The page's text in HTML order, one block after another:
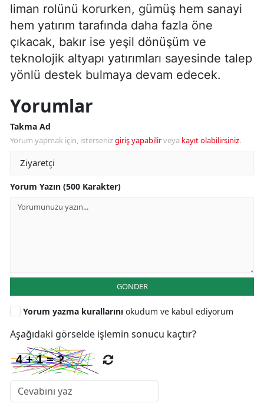
liman rolünü korurken, gümüş hem sanayi
hem yatırım tarafında daha fazla öne
çıkacak, bakır ise yeşil dönüşüm ve
teknolojik altyapı yatırımları sayesinde talep
yönlü destek bulmaya devam edecek.
Yorumlar
Takma Ad
Yorum yapmak için, istersenizgiriş yapabilirveya kayıt olabilirsiniz.
Yorum Yazın (500 Karakter)
GÖNDER
Yorum yazma kurallarını okudum ve kabul ediyorum
Aşağıdaki görselde işlemin sonucu kaçtır?